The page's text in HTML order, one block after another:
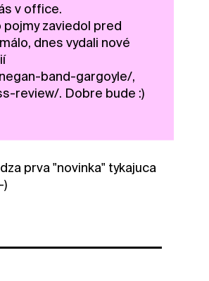
v office.
zaviedol pred
dnes vydali nové
band-gargoyle/,
review/. Dobre bude :)
prva "novinka" tykajuca
)